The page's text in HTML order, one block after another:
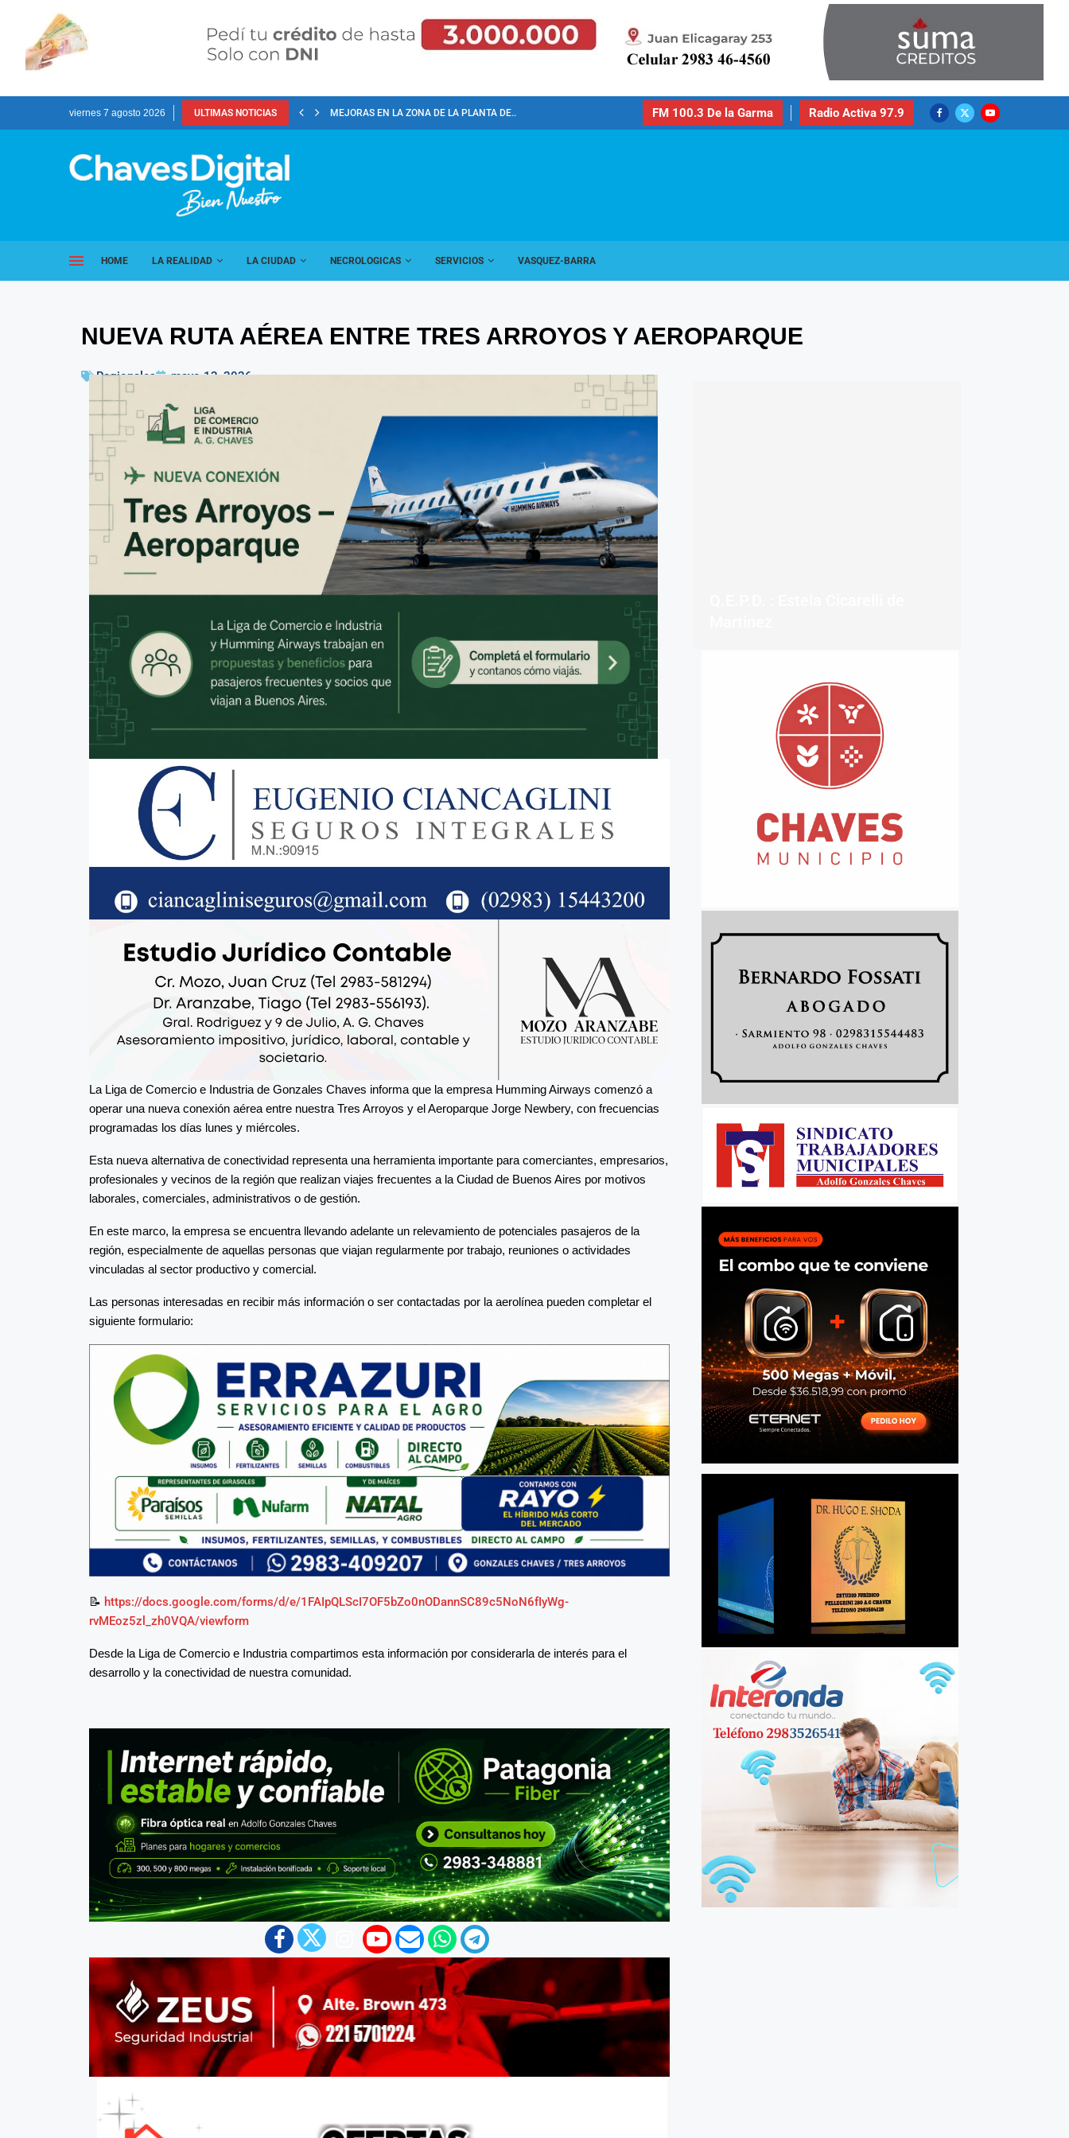
viernes 7 agosto 2026 ULTIMAS NOTICIAS MEJORAS EN LA ZONA DE LA PLANTA DE... FM 100.3 De la Garma Radio Activa 97.9
HOME LA REALIDAD LA CIUDAD NECROLOGICAS SERVICIOS VASQUEZ-BARRA
NUEVA RUTA AÉREA ENTRE TRES ARROYOS Y AEROPARQUE
Regionales mayo 12, 2026
La Liga de Comercio e Industria de Gonzales Chaves informa que la empresa Humming Airways comenzó a
operar una nueva conexión aérea entre nuestra Tres Arroyos y el Aeroparque Jorge Newbery, con frecuencias
programadas los días lunes y miércoles.
Esta nueva alternativa de conectividad representa una herramienta importante para comerciantes, empresarios,
profesionales y vecinos de la región que realizan viajes frecuentes a la Ciudad de Buenos Aires por motivos
laborales, comerciales, administrativos o de gestión.
En este marco, la empresa se encuentra llevando adelante un relevamiento de potenciales pasajeros de la
región, especialmente de aquellas personas que viajan regularmente por trabajo, reuniones o actividades
vinculadas al sector productivo y comercial.
Las personas interesadas en recibir más información o ser contactadas por la aerolínea pueden completar el
siguiente formulario:
📝 https://docs.google.com/forms/d/e/1FAIpQLScI7OF5bZo0nODannSC89c5NoN6fIyWg-
rvMEoz5zl_zh0VQA/viewform
Desde la Liga de Comercio e Industria compartimos esta información por considerarla de interés para el
desarrollo y la conectividad de nuestra comunidad.